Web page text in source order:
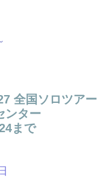
全国ソロツアー
ンター
まで
日